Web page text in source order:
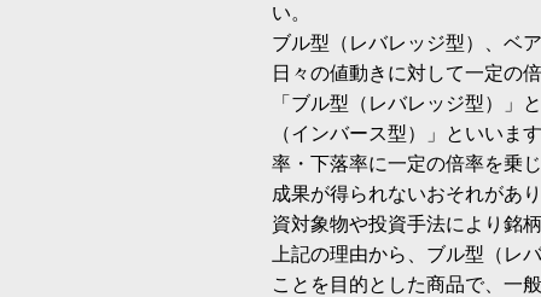
い。
ブル型（レバレッジ型）、ベ
日々の値動きに対して一定の
「ブル型（レバレッジ型）」
（インバース型）」といいま
率・下落率に一定の倍率を乗
成果が得られないおそれがあ
資対象物や投資手法により銘
上記の理由から、ブル型（レ
ことを目的とした商品で、一